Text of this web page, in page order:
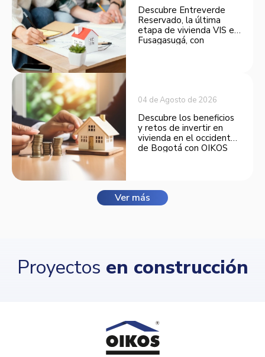
Descubre Entreverde
Reservado, la última
etapa de vivienda VIS en
Fusagasugá, con
04 de Agosto de 2026
Descubre los beneficios
y retos de invertir en
vivienda en el occidente
de Bogotá con OIKOS
Ver más
Proyectos en construcción